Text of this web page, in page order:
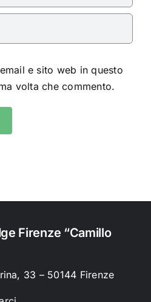
e sito web in questo
volta che commento.
Firenze “Camillo
33 – 50144 Firenze